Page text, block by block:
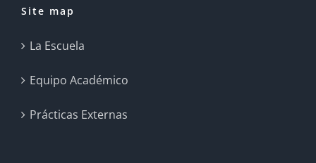
Site map
La Escuela
Equipo Académico
Prácticas Externas